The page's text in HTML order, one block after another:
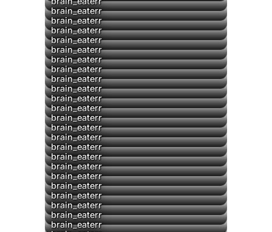
▶
brain_eaterr
▶
brain_eaterr
▶
brain_eaterr
brain_eaterr
▶
brain_eaterr
brain_eaterr
brain_eaterr
brain_eaterr
brain_eaterr
brain_eaterr
▶
brain_eaterr
▶
brain_eaterr
brain_eaterr
brain_eaterr
▶
brain_eaterr
brain_eaterr
▶
brain_eaterr
▶
brain_eaterr
▶
brain_eaterr
▶
brain_eaterr
brain_eaterr
brain_eaterr
brain_eaterr